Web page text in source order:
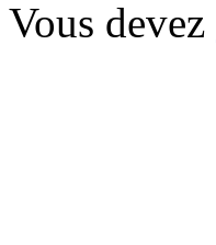
Vous devez